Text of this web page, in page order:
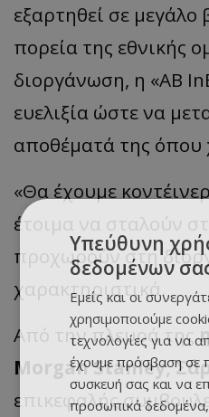
εξαρτηθεί σε
πορεία της εθνικής
διοργάνωση, η «AB
ευελιξία ώστε να
αποθέματά της όπου
«Θα έχουμε
έτοιμα να σταλούν
προχωρούν στη
χαρακτηριστικά.
Από την πλευρά της
Morgan Stanley,
επικεφαλής
Υπεύθυνη
δεδομένων
Εμείς και οι
χρησιμοποιούμε
τεχνολογίες για να
έχουμε πρόσβαση σε
συσκευή σας και να
προσωπικά